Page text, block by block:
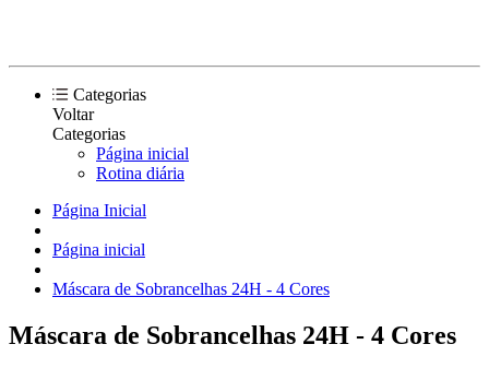
Categorias
Voltar
Categorias
Página inicial
Rotina diária
Página Inicial
Página inicial
Máscara de Sobrancelhas 24H - 4 Cores
Máscara de Sobrancelhas 24H - 4 Cores